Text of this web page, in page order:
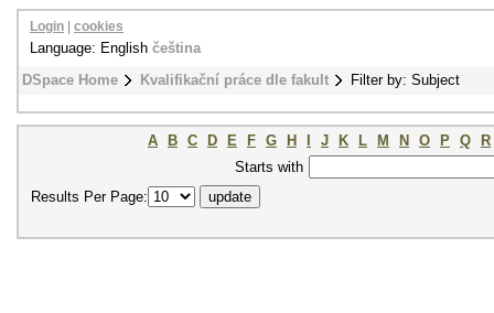
DSpace Home Kvalifikační práce dle fakult Filter by: Subject
Login cookies
Language: English čeština
A B C D E F G H J K L M N O P Q
R
Starts with
Results Per Page: